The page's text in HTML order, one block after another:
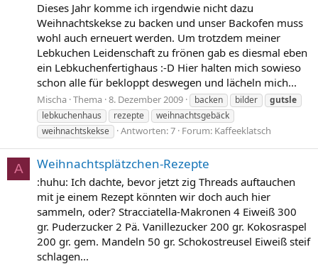
Dieses Jahr komme ich irgendwie nicht dazu
Weihnachtskekse zu backen und unser Backofen muss
wohl auch erneuert werden. Um trotzdem meiner
Lebkuchen Leidenschaft zu frönen gab es diesmal eben
ein Lebkuchenfertighaus :-D Hier halten mich sowieso
schon alle für bekloppt deswegen und lächeln mich...
Mischa Thema 8. Dezember 2009 backen bilder
gutsle
lebkuchenhaus
rezepte
weihnachtsgebäck
weihnachtskekse
Antworten: 7 Forum: Kaffeeklatsch
A Weihnachtsplätzchen-Rezepte
:huhu: Ich dachte, bevor jetzt zig Threads auftauchen
mit je einem Rezept könnten wir doch auch hier
sammeln, oder? Stracciatella-Makronen 4 Eiweiß 300
gr. Puderzucker 2 Pä. Vanillezucker 200 gr. Kokosraspel
200 gr. gem. Mandeln 50 gr. Schokostreusel Eiweiß steif
schlagen...